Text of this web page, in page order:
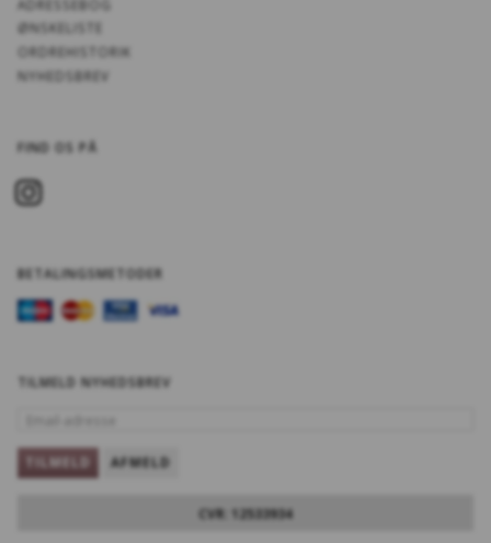
ADRESSEBOG
ØNSKELISTE
ORDREHISTORIK
NYHEDSBREV
FIND OS PÅ
BETALINGSMETODER
TILMELD NYHEDSBREV
TILMELD AFMELD
CVR: 12533934